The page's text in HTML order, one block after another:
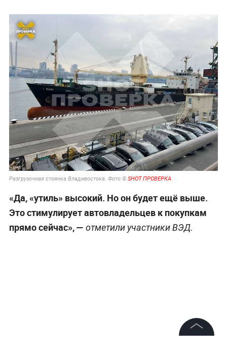
Разгрузочная стоянка Владивостока. Фото © SHOT ПРОВЕРКА
«Да, «утиль» высокий. Но он будет ещё выше.
Это стимулирует автовладельцев к покупкам
прямо сейчас», — отметили участники ВЭД.